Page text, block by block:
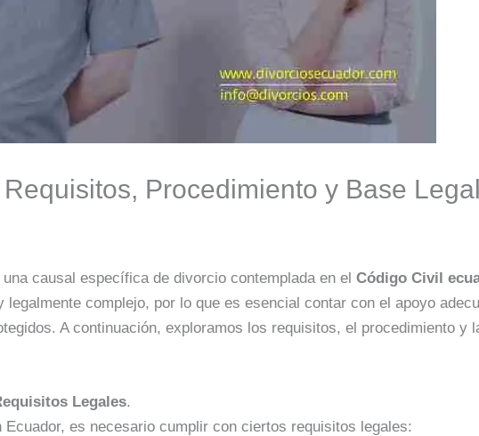
Procedimiento y Base Legal
una causal específica de divorcio contemplada en elCódigo Civil
complejo, por lo que es esencial contar con el apoyo
A continuación, exploramos los requisitos, el procedimiento y
Legales.
Ecuador, es necesario cumplir con ciertos requisitos legales: